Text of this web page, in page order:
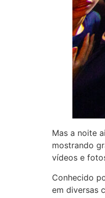
Mas a noite
mostrando
vídeos e
Conhecido
em diversas